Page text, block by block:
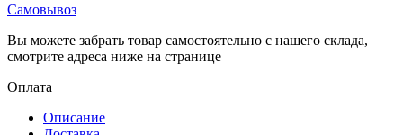
Самовывоз
Вы можете забрать товар самостоятельно с нашего склада,
смотрите адреса ниже на странице
Оплата
Описание